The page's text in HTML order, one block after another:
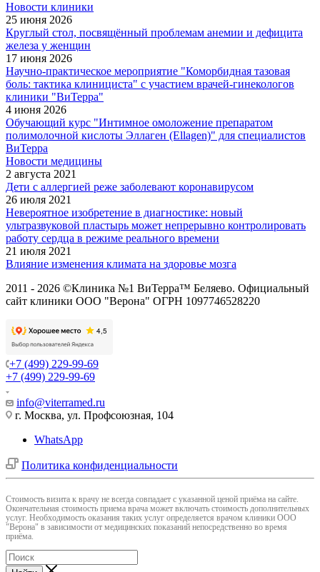
Новости клиники
25 июня 2026
Круглый стол, посвящённый проблемам анемии и дефицита
железа у женщин
17 июня 2026
Научно-практическое мероприятие "Коморбидная тазовая
боль: тактика клинициста" с участием врачей-гинекологов
клиники "ВиТерра"
4 июня 2026
Обучающий курс "Интимное омоложение препаратом
полимолочной кислоты Эллаген (Ellagen)" для специалистов
ВиТерра
Новости медицины
2 августа 2021
Дети с аллергией реже заболевают коронавирусом
26 июля 2021
Невероятное изобретение в диагностике: новый
ультразвуковой пластырь может непрерывно контролировать
работу сердца в режиме реального времени
21 июля 2021
Влияние изменения климата на здоровье мозга
2011 - 2026 ©Клиника №1 ВиТерра™ Беляево. Официальный
сайт клиники ООО "Верона" ОГРН 1097746528220
+7 (499) 229-99-69
+7 (499) 229-99-69
info@viterramed.ru
г. Москва, ул. Профсоюзная, 104
WhatsApp
Политика конфиденциальности
Cтоимость визита к врачу не всегда совпадает с указанной ценой приёма на сайте.
Окончательная стоимость приема врача может включать стоимость дополнительных
услуг. Необходимость оказания таких услуг определяется врачом клиники ООО
"Верона" в зависимости от медицинских показаний непосредственно во время
приёма.